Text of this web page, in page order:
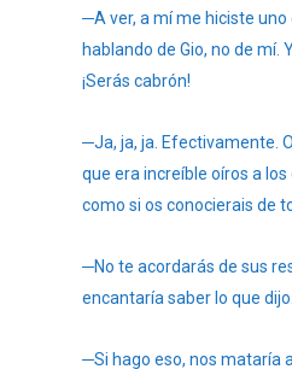
─A ver, a mí me hiciste
hablando de Gio, no de mí.
¡Serás cabrón!
─Ja, ja, ja. Efectivamente.
que era increíble oíros a
como si os conocierais de
─No te acordarás de sus
encantaría saber lo que dijo.
─Si hago eso, nos mataría